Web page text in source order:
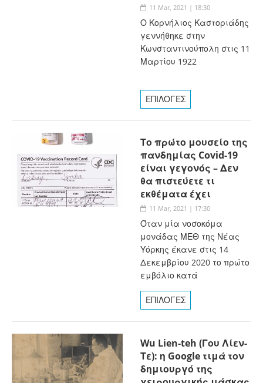
11 Mar, 2021 | 18:30
Ο Κορνήλιος Καστοριάδης
γεννήθηκε στην
Κωνσταντινούπολη στις 11
Μαρτίου 1922
ΕΠΙΛΟΓΕΣ
Το πρώτο μουσείο της
πανδημίας Covid-19
είναι γεγονός – Δεν
θα πιστεύετε τι
εκθέματα έχει
11 Mar, 2021 | 17:30
Όταν μία νοσοκόμα
μονάδας ΜΕΘ της Νέας
Υόρκης έκανε στις 14
Δεκεμβρίου 2020 το πρώτο
εμβόλιο κατά
ΕΠΙΛΟΓΕΣ
Wu Lien-teh (Γου Λίεν-
Τε): η Google τιμά τον
δημιουργό της